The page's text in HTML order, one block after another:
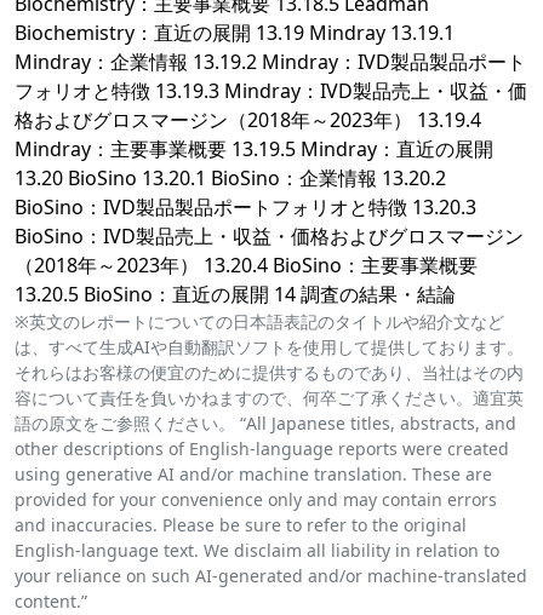
Biochemistry：直近の展開 13.19 Mindray 13.19.1
Mindray：企業情報 13.19.2 Mindray：IVD製品製品ポート
フォリオと特徴 13.19.3 Mindray：IVD製品売上・収益・価
格およびグロスマージン（2018年～2023年） 13.19.4
Mindray：主要事業概要 13.19.5 Mindray：直近の展開
13.20 BioSino 13.20.1 BioSino：企業情報 13.20.2
BioSino：IVD製品製品ポートフォリオと特徴 13.20.3
BioSino：IVD製品売上・収益・価格およびグロスマージン
（2018年～2023年） 13.20.4 BioSino：主要事業概要
13.20.5 BioSino：直近の展開 14 調査の結果・結論
※英文のレポートについての日本語表記のタイトルや紹介文など
は、すべて生成AIや自動翻訳ソフトを使用して提供しております。
それらはお客様の便宜のために提供するものであり、当社はその内
容について責任を負いかねますので、何卒ご了承ください。適宜英
語の原文をご参照ください。 “All Japanese titles, abstracts, and
other descriptions of English-language reports were created
using generative AI and/or machine translation. These are
provided for your convenience only and may contain errors
and inaccuracies. Please be sure to refer to the original
English-language text. We disclaim all liability in relation to
your reliance on such AI-generated and/or machine-translated
content.”